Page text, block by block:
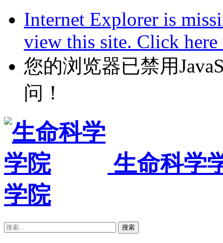
Internet Explorer is
view this site. Click
您的浏览器已禁用
问！
生命科学
学院
搜索